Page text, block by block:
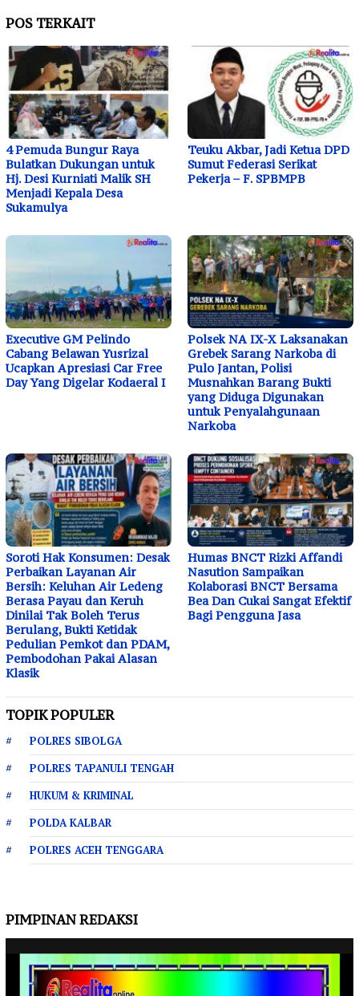
POS TERKAIT
4 Pemuda Bungur Raya
Bulatkan Dukungan untuk
Hj. Desi Kurniati Malik SH
Menjadi Kepala Desa
Sukamulya
Teuku Akbar, Jadi Ketua DPD
Sumut Federasi Serikat
Pekerja – F. SPBMPB
Executive GM Pelindo
Cabang Belawan Yusrizal
Ucapkan Apresiasi Car Free
Day Yang Digelar Kodaeral I
Polsek NA IX-X Laksanakan
Grebek Sarang Narkoba di
Pulo Jantan, Polisi
Musnahkan Barang Bukti
yang Diduga Digunakan
untuk Penyalahgunaan
Narkoba
Soroti Hak Konsumen: Desak
Perbaikan Layanan Air
Bersih: Keluhan Air Ledeng
Berasa Payau dan Keruh
Dinilai Tak Boleh Terus
Berulang, Bukti Ketidak
Pedulian Pemkot dan PDAM,
Pembodohan Pakai Alasan
Klasik
Humas BNCT Rizki Affandi
Nasution Sampaikan
Kolaborasi BNCT Bersama
Bea Dan Cukai Sangat Efektif
Bagi Pengguna Jasa
TOPIK POPULER
POLRES SIBOLGA
POLRES TAPANULI TENGAH
HUKUM & KRIMINAL
POLDA KALBAR
POLRES ACEH TENGGARA
PIMPINAN REDAKSI